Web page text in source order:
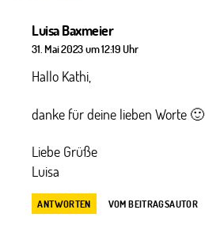
Luisa Baxmeiersagt:
31. Mai 2023 um 12:19 Uhr
Hallo Kathi,
danke für deine lieben Worte 🙂
Liebe Grüße
Luisa
ANTWORTEN VOM BEITRAGSAUTOR